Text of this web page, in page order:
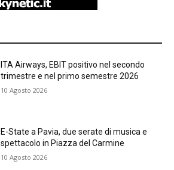
ITA Airways, EBIT positivo nel secondo
trimestre e nel primo semestre 2026
10 Agosto 2026
E-State a Pavia, due serate di musica e
spettacolo in Piazza del Carmine
10 Agosto 2026